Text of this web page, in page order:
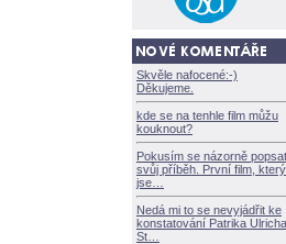
Skvěle nafocené:-)
Děkujeme.
kde se na tenhle film můžu
kouknout?
Pokusím se názorně popsat
svůj příběh. První film, který
jse
Nedá mi to se nevyjádřit ke
konstatování Patrika Ulricha.
St